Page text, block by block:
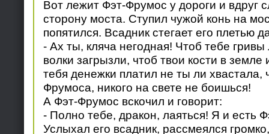
Вот лежит Фэт-Фрумос у дороги и вдруг
сторону моста. Ступил чужой конь на
попятился. Всадник стегает его плетью
- Ах ты, кляча негодная! Чтоб тебе
волки загрызли, чтоб твои кости в земле
тебя денежки платил не ты ли хвастала,
Фрумоса, никого на свете не боишься!
А Фэт-Фрумос вскочил и говорит:
- Полно тебе, дракон, лаяться! Я и есть
Услыхал его всадник, рассмеялся